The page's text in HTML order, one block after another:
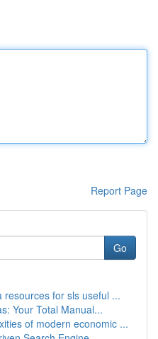
Report Page
Go
resources for sls useful ...
Your Total Manual...
of modern economic ...